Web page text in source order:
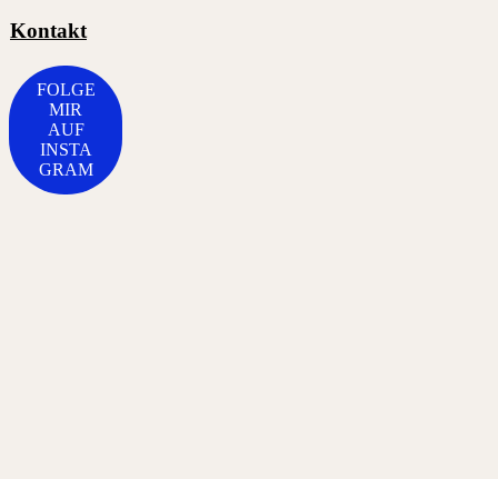
Kontakt
FOLGE
MIR
AUF
INSTA
GRAM